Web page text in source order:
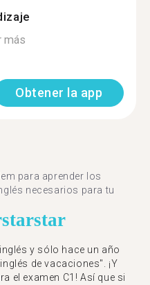
más
Obtener la app
para aprender los
necesarios para tu
starstar
y sólo hace un año
de vacaciones". ¡Y
el examen C1! Así que si